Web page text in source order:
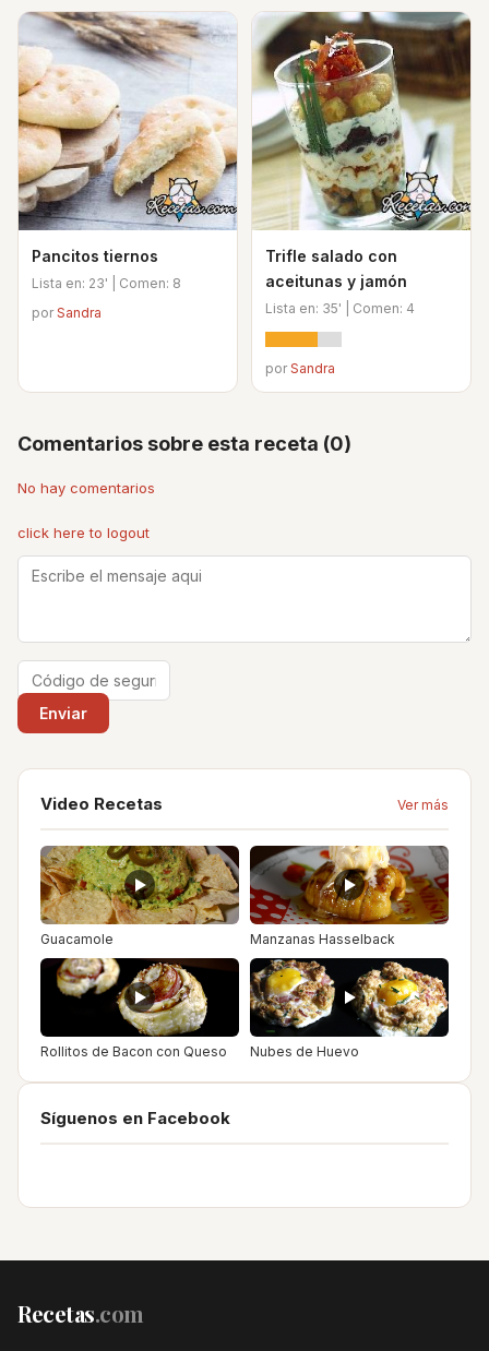
Pancitos tiernos
Lista en: 23' | Comen: 8
porSandra
Trifle salado con
aceitunas y jamón
Lista en: 35' | Comen: 4
porSandra
Comentarios sobre esta receta (0)
No hay comentarios
click here to logout
Video Recetas Ver más
Guacamole Manzanas Hasselback
Rollitos de Bacon con Queso Nubes de Huevo
Síguenos en Facebook
Recetas.com